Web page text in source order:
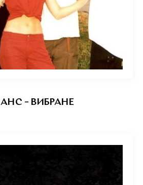
– ВИБРАНЕ